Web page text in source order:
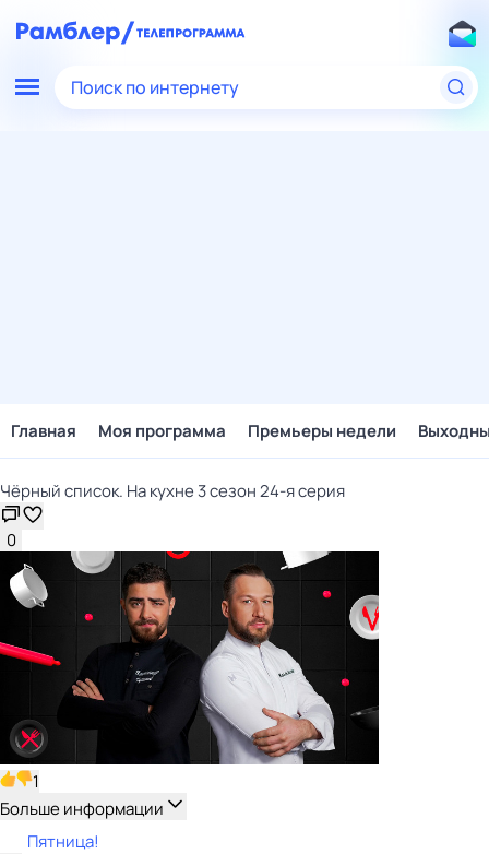
Поиск по интернету
Главная Моя программа Премьеры недели
Чёрный список. На кухне 3 сезон 24-я серия
0
1
Больше информации
Пятница!